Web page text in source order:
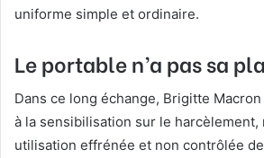
uniforme simple et ordinaire.
Le portable n’a pas sa
Dans ce long échange, Brigitte
à la sensibilisation sur le harcèlement,
utilisation effrénée et non contrôlée